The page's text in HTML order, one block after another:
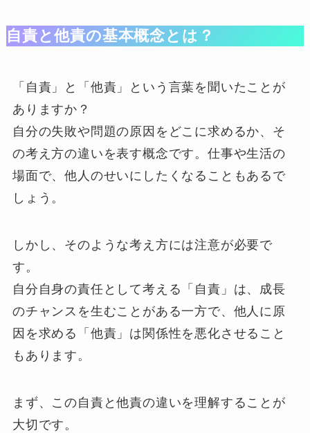
自責と他責の基本概念とは？
「自責」と「他責」という言葉を聞いたことが
ありますか？
自分の失敗や問題の原因をどこに求めるか、そ
の考え方の違いを表す概念です。仕事や生活の
場面で、他人のせいにしたくなることもあるで
しょう。
しかし、そのような考え方には注意が必要で
す。
自分自身の責任として考える「自責」は、成長
のチャンスを生むことがある一方で、他人に原
因を求める「他責」は関係性を悪化させること
もあります。
まず、この自責と他責の違いを理解することが
大切です。